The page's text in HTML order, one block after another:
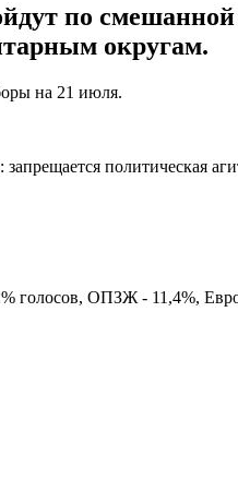
по смешанной
округам.
на 21 июля.
политическая
голосов, ОПЗЖ - 11,4%,